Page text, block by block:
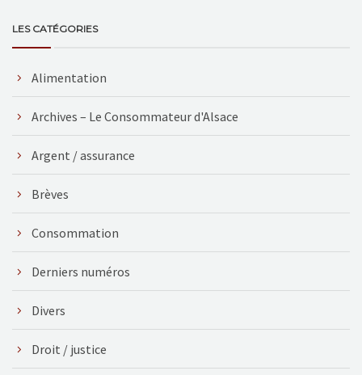
LES CATÉGORIES
Alimentation
Archives – Le Consommateur d'Alsace
Argent / assurance
Brèves
Consommation
Derniers numéros
Divers
Droit / justice